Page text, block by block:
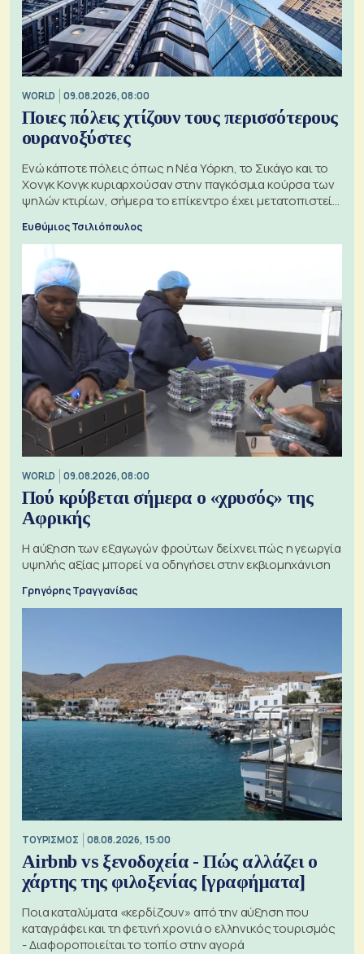
WORLD 09.08.2026, 08:00
Ποιες πόλεις χτίζουν τους περισσότερους
ουρανοξύστες
Ενώ κάποτε πόλεις όπως η Νέα Υόρκη, το Σικάγο και το
Χονγκ Κονγκ κυριαρχούσαν στην παγκόσμια κούρσα των
ψηλών κτιρίων, σήμερα το επίκεντρο έχει μετατοπιστεί
Ευθύμιος Τσιλιόπουλος
WORLD 09.08.2026, 08:00
Πού κρύβεται σήμερα ο «χρυσός» της
Αφρικής
Η αύξηση των εξαγωγών φρούτων δείχνει πώς η γεωργία
υψηλής αξίας μπορεί να οδηγήσει στην εκβιομηχάνιση
Γρηγόρης Τραγγανίδας
ΤΟΥΡΙΣΜΟΣ 08.08.2026, 15:00
Airbnb vs ξενοδοχεία - Πώς αλλάζει ο
χάρτης της φιλοξενίας [γραφήματα]
Ποια καταλύματα «κερδίζουν» από την αύξηση που
καταγράφει και τη φετινή χρονιά ο ελληνικός τουρισμός
- Διαφοροποιείται το τοπίο στην αγορά